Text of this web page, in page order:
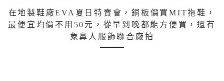
在地製鞋廠EVA夏日特賣會，銅板價買MIT拖鞋，
最便宜均價不用50元，從早到晚都能方便買，還有
象鼻人服飾聯合廠拍